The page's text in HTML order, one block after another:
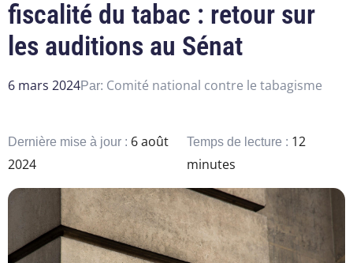
fiscalité du tabac : retour sur
les auditions au Sénat
6 mars 2024Par: Comité national contre le tabagisme
Dernière mise à jour : 6 août
2024
Temps de lecture : 12
minutes